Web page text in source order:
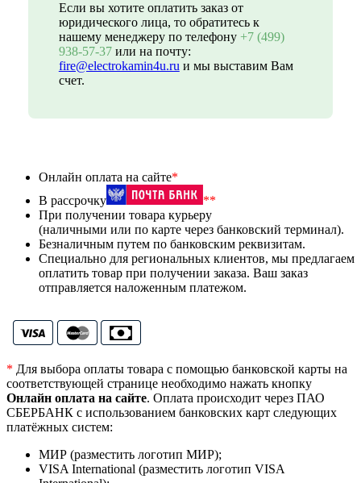
Если вы хотите оплатить заказ от
юридического лица, то обратитесь к
нашему менеджеру по телефону +7 (499)
938-57-37или на почту:
fire@electrokamin4u.ru и мы выставим Вам
счет.
Онлайн оплата на сайте*
В рассрочку
**
При получении товара курьеру
(наличными или по карте через банковский терминал).
Безналичным путем по банковским реквизитам.
Специально для региональных клиентов, мы предлагаем
оплатить товар при получении заказа. Ваш заказ
отправляется наложенным платежом.
* Для выбора оплаты товара с помощью банковской карты на
соответствующей странице необходимо нажать кнопку
Онлайн оплата на сайте. Оплата происходит через ПАО
СБЕРБАНК с использованием банковских карт следующих
платёжных систем:
МИР (разместить логотип МИР);
VISA International (разместить логотип VISA